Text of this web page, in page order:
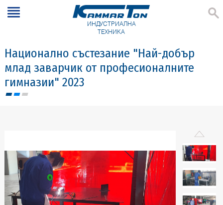
ИНДУСТРИАЛНА
ТЕХНИКА
Национално състезание "Най-добър
млад заварчик от професионалните
гимназии" 2023